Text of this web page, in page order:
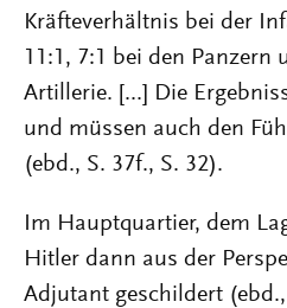
Kräfteverhältnis bei der
11:1, 7:1 bei den Panzern
Artillerie. [...] Die
und müssen auch den
(ebd., S. 37f., S. 32).
Im Hauptquartier, dem
Hitler dann aus der
Adjutant geschildert (ebd.,